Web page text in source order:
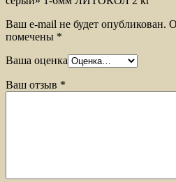
Ваш e-mail не будет опубликован.
помечены *
Ваша оценка
Ваш отзыв *